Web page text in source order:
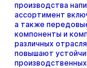
производства
ассортимент
а также
компоненты и
различных
повышают